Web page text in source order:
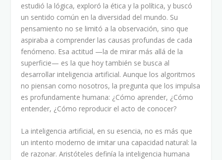
estudió la lógica, exploró la ética y la política, y buscó
un sentido común en la diversidad del mundo. Su
pensamiento no se limitó a la observación, sino que
aspiraba a comprender las causas profundas de cada
fenómeno. Esa actitud —la de mirar más allá de la
superficie— es la que hoy también se busca al
desarrollar inteligencia artificial. Aunque los algoritmos
no piensan como nosotros, la pregunta que los impulsa
es profundamente humana: ¿Cómo aprender, ¿Cómo
entender, ¿Cómo reproducir el acto de conocer?
La inteligencia artificial, en su esencia, no es más que
un intento moderno de imitar una capacidad natural: la
de razonar. Aristóteles definía la inteligencia humana